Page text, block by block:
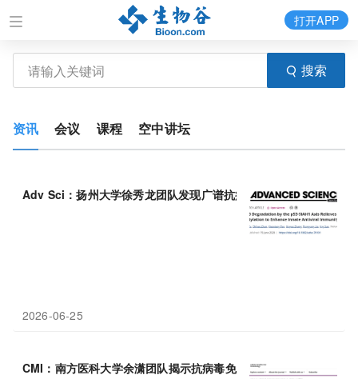
搜索
打开APP
资讯 会议 课程 空中讲坛
Adv Sci：扬州大学徐秀龙团队发现广谱抗病毒新策略，靶向p300
2026-06-25
CMI：南方医科大学余潇团队揭示抗病毒免疫动态调控新机制：